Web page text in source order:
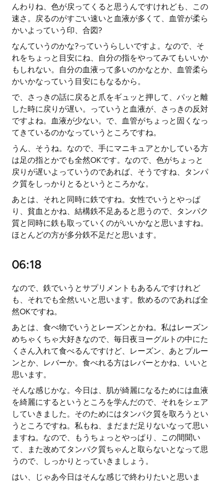
んわりね、色が戻ってくると思うんですけれども、この
速さ。戻るのがすごい速いと血液が多くて、血管が柔ら
かいよっていう印、合図?
なんていうのかな?っていうらしいですよ。なので、そ
れをちょっと目安にね、自分の指をやってみてもいいか
もしれない。自分の血液って多いのかなとか、血管柔ら
かいかなっていう目安にもなるから。
で、さっきの話に戻ると爪をギュッと押して、パッと離
した時に戻りが遅い。っていうと血液が、さっきの反対
ですよね。血液が少ない。で、血管がちょっと固くなっ
てきているのかなっていうところですね。
うん、そうね。なので、手にマニキュアとかしている方
は足の指とかでも全然OKです。なので、色がちょっと
戻りが遅いよっていうのであれば、そうですね、タンパ
ク質をしっかりとるというところかな。
あとは、それと同時に鉄ですね。女性でいうとやっぱ
り、貧血とかね、結構鉄不足あると思うので、タンパク
質と同時に鉄も取っていくのがいいかなと思いますね。
ほとんどの方が多分鉄不足だと思います。
06:18
なので、鉄でいうとサプリメントもあるんですけれど
も、それでも全然いいと思います。飲めるのであれば全
然OKですね。
あとは、食べ物でいうとレーズンとかね。私はレーズン
めちゃくちゃ大好きなので、毎日夜ヨーグルトの中にた
くさん入れて食べるんですけど、レーズン、あとプルー
ンとか、レバーか。食べれる方はレバーとかね、いいと
思います。
そんな感じかな。今日は、肌が綺麗になるためには血液
を綺麗にするというところを学んだので、それをシェア
していきました。そのためにはタンパク質を取ろうとい
うところですね。私もね、まだまだ足りないなって思い
ますね。なので、もうちょっとやっぱり、この間聞い
て、また改めてタンパク質ちゃんと取らないとなって思
うので、しっかりとっていきましょう。
はい、じゃあ今日はそんな感じで終わりたいと思いま